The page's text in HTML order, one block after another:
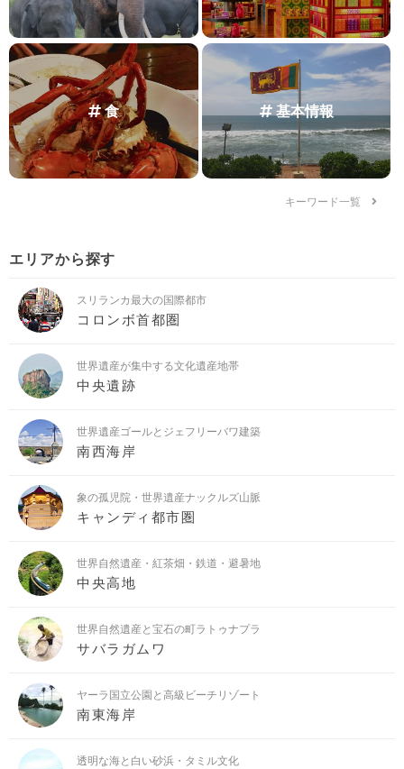
食 基本情報
キーワード一覧
エリアから探す
スリランカ最大の国際都市
コロンボ首都圏
世界遺産が集中する文化遺産地帯
中央遺跡
世界遺産ゴールとジェフリーバワ建築
南西海岸
象の孤児院・世界遺産ナックルズ山脈
キャンディ都市圏
世界自然遺産・紅茶畑・鉄道・避暑地
中央高地
世界自然遺産と宝石の町ラトゥナプラ
サバラガムワ
ヤーラ国立公園と高級ビーチリゾート
南東海岸
透明な海と白い砂浜・タミル文化